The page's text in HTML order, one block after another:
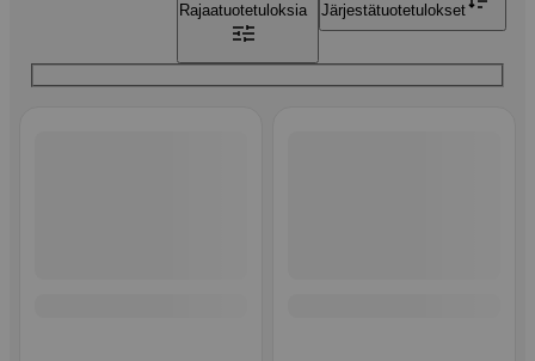
Rajaatuotetuloksia Järjestätuotetulokset